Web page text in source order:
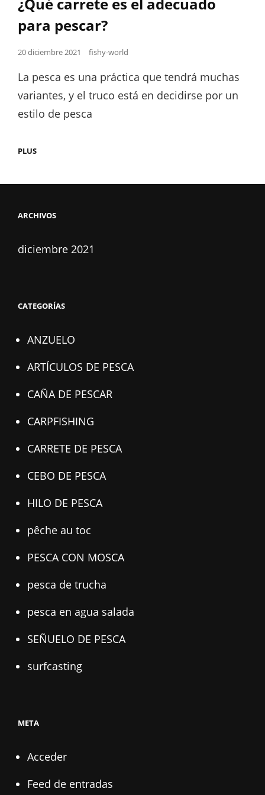
para pescar?
Posted
20 diciembre 2021 fishy-world
La pesca es una práctica que tendrá muchas
variantes, y el truco está en decidirse por un
estilo de pesca
PLUS¿QUÉ
PESCAR?
ARCHIVOS
diciembre 2021
CATEGORÍAS
ANZUELO
ARTÍCULOS DE PESCA
CAÑA DE PESCAR
CARPFISHING
CARRETE DE PESCA
CEBO DE PESCA
HILO DE PESCA
pêche au toc
PESCA CON MOSCA
pesca de trucha
pesca en agua salada
SEÑUELO DE PESCA
surfcasting
META
Acceder
Feed de entradas